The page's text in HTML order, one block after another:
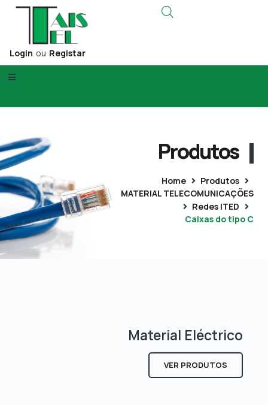
Login ou Registar
Produtos
Home
Produtos
MATERIAL TELECOMUNICAÇÕES
Redes ITED
Caixas do tipo C
Material Eléctrico
VER PRODUTOS